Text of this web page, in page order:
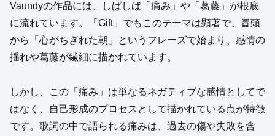
Vaundyの作品には、しばしば「痛み」や「葛藤」が根底
に流れています。「Gift」でもこのテーマは顕著で、冒頭
から「心がちぎれた朝」というフレーズで始まり、感情の
揺れや葛藤が繊細に描かれています。
しかし、この「痛み」は単なるネガティブな感情としてで
はなく、自己形成のプロセスとして描かれている点が特徴
です。歌詞の中で語られる痛みは、過去の傷や失敗を含